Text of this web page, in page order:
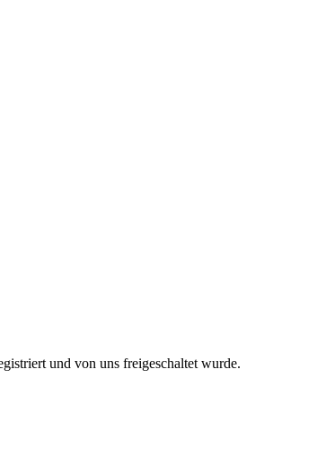
und von uns freigeschaltet wurde.